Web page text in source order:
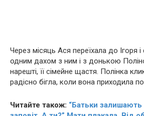
Через місяць Ася переїхала до Ігоря
одним дахом з ним і з донькою
нарешті, її сімейне щастя. Полінка
радісно бігла, коли вона приходила
Читайте також: “Батьки залишають